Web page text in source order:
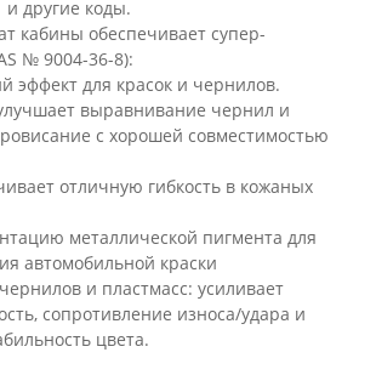
и другие коды.
кабины обеспечивает супер-
№ 9004-36-8):
эффект для красок и чернилов.
выравнивание чернил и
с хорошей совместимостью
отличную гибкость в кожаных
металлической пигмента для
автомобильной краски
и пластмасс: усиливает
сопротивление износа/удара и
цвета.